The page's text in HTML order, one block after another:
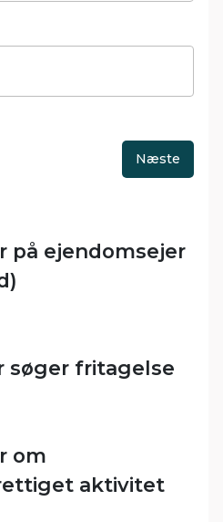
på ejendomsejer
søger fritagelse
om
aktivitet